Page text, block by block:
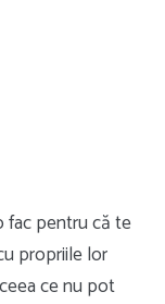
fac pentru că te
propriile lor
ce nu pot